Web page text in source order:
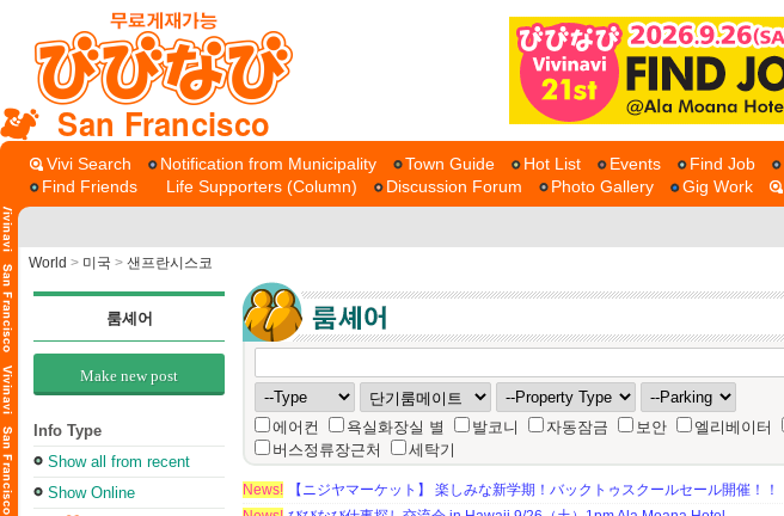
San Francisco
Vivi Search Notification from Municipality Town Guide Hot List Events Find Job
Find Friends
Life Supporters (Column) Discussion Forum Photo Gallery Gig Work
World > 미국 > 샌프란시스코
룸셰어
Make new post
Info Type
Show all from recent
Show Online
에어컨 욕실화장실 별 발코니 자동잠금 보안 엘리베이터
버스정류장근처
세탁기
News!
【ニジヤマーケット】 楽しみな新学期！バックトゥスクールセール開催！！